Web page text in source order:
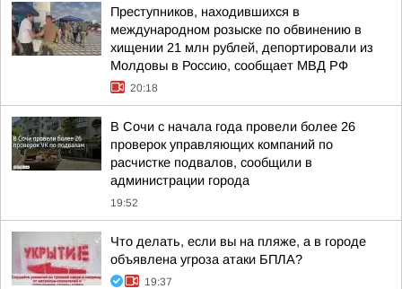
Преступников, находившихся в
международном розыске по обвинению в
хищении 21 млн рублей, депортировали из
Молдовы в Россию, сообщает МВД РФ
20:18
В Сочи с начала года провели более 26
проверок управляющих компаний по
расчистке подвалов, сообщили в
администрации города
19:52
Что делать, если вы на пляже, а в городе
объявлена угроза атаки БПЛА?
19:37